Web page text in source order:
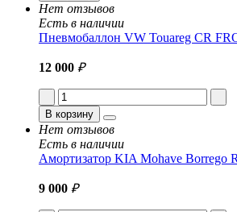
Нет отзывов
Есть в наличии
Пневмобаллон VW Touareg CR
12 000 ₽
В корзину
Нет отзывов
Есть в наличии
Амортизатор KIA Mohave Borrego
9 000 ₽